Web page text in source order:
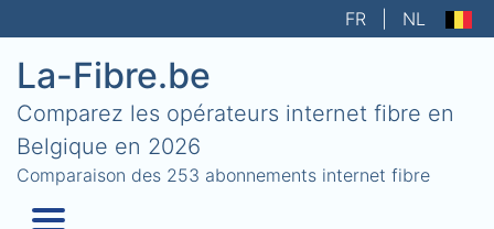
FR NL
La-Fibre.be
Comparez les opérateurs internet fibre en
Belgique en 2026
Comparaison des 253 abonnements internet fibre